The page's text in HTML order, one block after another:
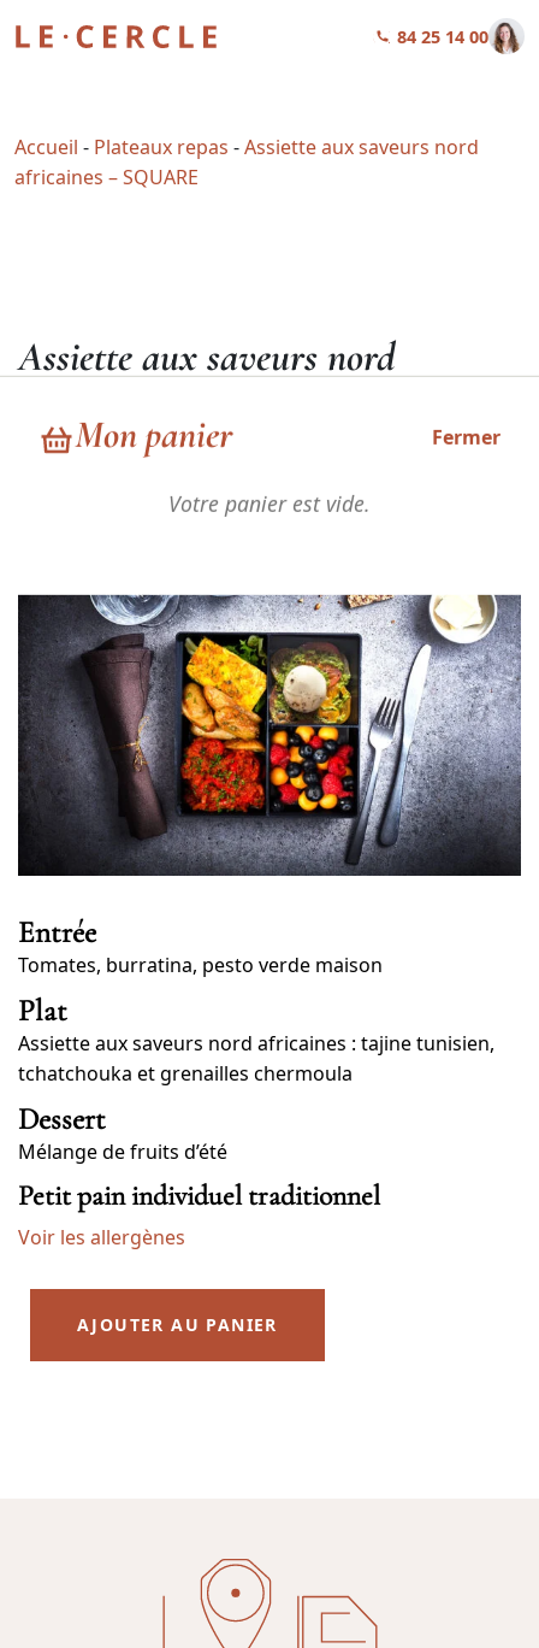
01 84 25 14 00
Mon panier Fermer
Votre panier est vide.
Accueil - Plateaux repas -Assiette aux saveurs nord
africaines – SQUARE
Assiette aux saveurs nord
Entrée
Tomates, burratina, pesto verde maison
Plat
Assiette aux saveurs nord africaines : tajine tunisien,
tchatchouka et grenailles chermoula
Dessert
Mélange de fruits d’été
Petit pain individuel traditionnel
Voir les allergènes
AJOUTER AU PANIER